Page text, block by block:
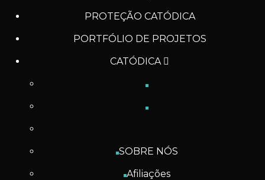
PROTEÇÃO CATÓDICA
PORTFÓLIO DE PROJETOS
CATÓDICA
SOBRE NÓS
Afiliações